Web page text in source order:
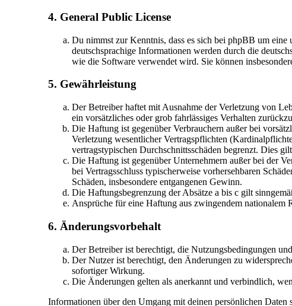
4. General Public License
Du nimmst zur Kenntnis, dass es sich bei phpBB um
deutschsprachige Informationen werden durch die
wie die Software verwendet wird. Sie können
5. Gewährleistung
Der Betreiber haftet mit Ausnahme der Verletzung von
ein vorsätzliches oder grob fahrlässiges Verhalten
Die Haftung ist gegenüber Verbrauchern außer bei
Verletzung wesentlicher Vertragspflichten
vertragstypischen Durchschnittsschäden begrenzt. Dies
Die Haftung ist gegenüber Unternehmern außer bei der
bei Vertragsschluss typischerweise vorhersehbaren
Schäden, insbesondere entgangenen Gewinn.
Die Haftungsbegrenzung der Absätze a bis c gilt
Ansprüche für eine Haftung aus zwingendem nationalem
6. Änderungsvorbehalt
Der Betreiber ist berechtigt, die Nutzungsbedingungen
Der Nutzer ist berechtigt, den Änderungen zu
sofortiger Wirkung.
Die Änderungen gelten als anerkannt und verbindlich,
Informationen über den Umgang mit deinen persönlichen